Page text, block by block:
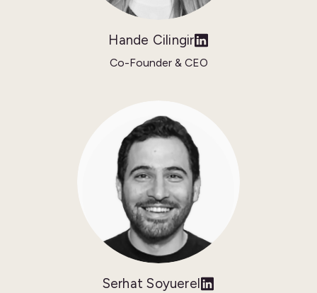
Hande Cilingir
Co-Founder & CEO
Serhat Soyuerel